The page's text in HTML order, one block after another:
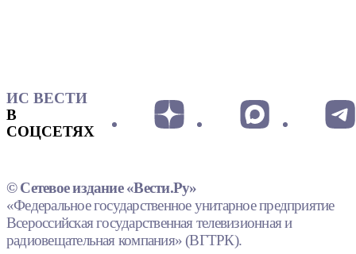
ИС ВЕСТИ
В
СОЦСЕТЯХ
© Сетевое издание «Вести.Ру»
«Федеральное государственное унитарное предприятие
Всероссийская государственная телевизионная и
радиовещательная компания» (ВГТРК).